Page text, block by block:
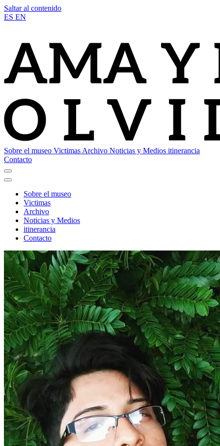
Saltar al contenido
ES EN
Sobre el museo Victimas Archivo Noticias y Medios itinerancia
Contacto
Sobre el museo
Victimas
Archivo
Noticias y Medios
itinerancia
Contacto